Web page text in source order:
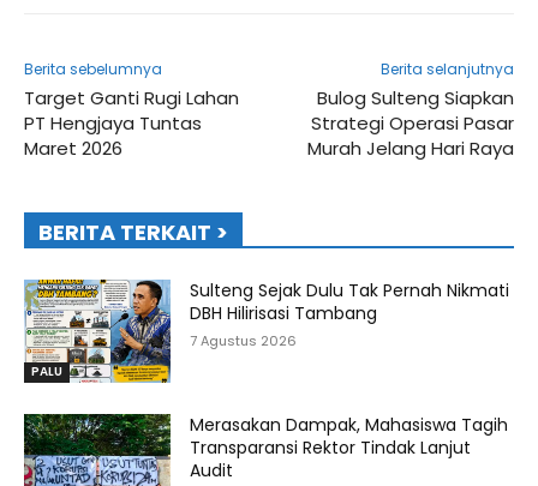
Berita sebelumnya
Target Ganti Rugi Lahan
PT Hengjaya Tuntas
Maret 2026
Berita selanjutnya
Bulog Sulteng Siapkan
Strategi Operasi Pasar
Murah Jelang Hari Raya
BERITA TERKAIT >
PALU
Sulteng Sejak Dulu Tak Pernah Nikmati
DBH Hilirisasi Tambang
7 Agustus 2026
Merasakan Dampak, Mahasiswa Tagih
Transparansi Rektor Tindak Lanjut
Audit